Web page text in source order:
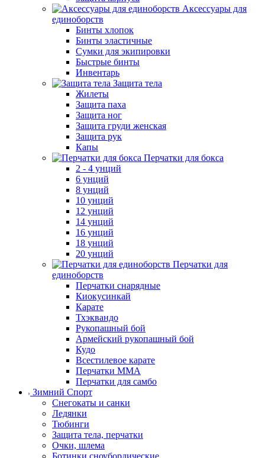
Аксессуары для
единоборств
Бинты хлопок
Бинты эластичные
Сумки для экипировки
Быстрые бинты
Инвентарь
Защита тела
Жилеты
Защита паха
Защита ног
Защита груди женская
Защита рук
Капы
Перчатки для бокса
2 - 4 унций
6 унций
8 унций
10 унций
12 унций
14 унций
16 унций
18 унций
20 унций
Перчатки для
единоборств
Перчатки снарядные
Киокусинкай
Карате
Тхэквандо
Рукопашный бой
Армейский рукопашный бой
Кудо
Всестилевое карате
Перчатки MMA
Перчатки для самбо
Зимний Спорт
Снегокаты и санки
Ледянки
Тюбинги
Защита тела, перчатки
Очки, шлема
Ботинки сноубордические